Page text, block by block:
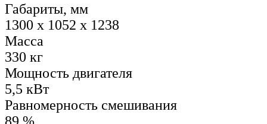
Габариты, мм
1300 x 1052 x 1238
Масса
330 кг
Мощность двигателя
5,5 кВт
Равномерность смешивания
89 %